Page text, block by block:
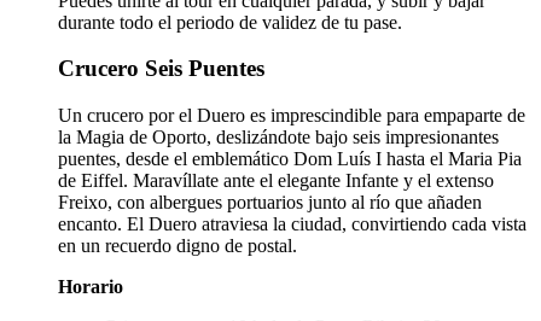
durante todo el periodo de validez de tu pase.
Crucero Seis Puentes
Un crucero por el Duero es imprescindible para empaparte de
la Magia de Oporto, deslizándote bajo seis impresionantes
puentes, desde el emblemático Dom Luís I hasta el Maria Pia
de Eiffel. Maravíllate ante el elegante Infante y el extenso
Freixo, con albergues portuarios junto al río que añaden
encanto. El Duero atraviesa la ciudad, convirtiendo cada vista
en un recuerdo digno de postal.
Horario